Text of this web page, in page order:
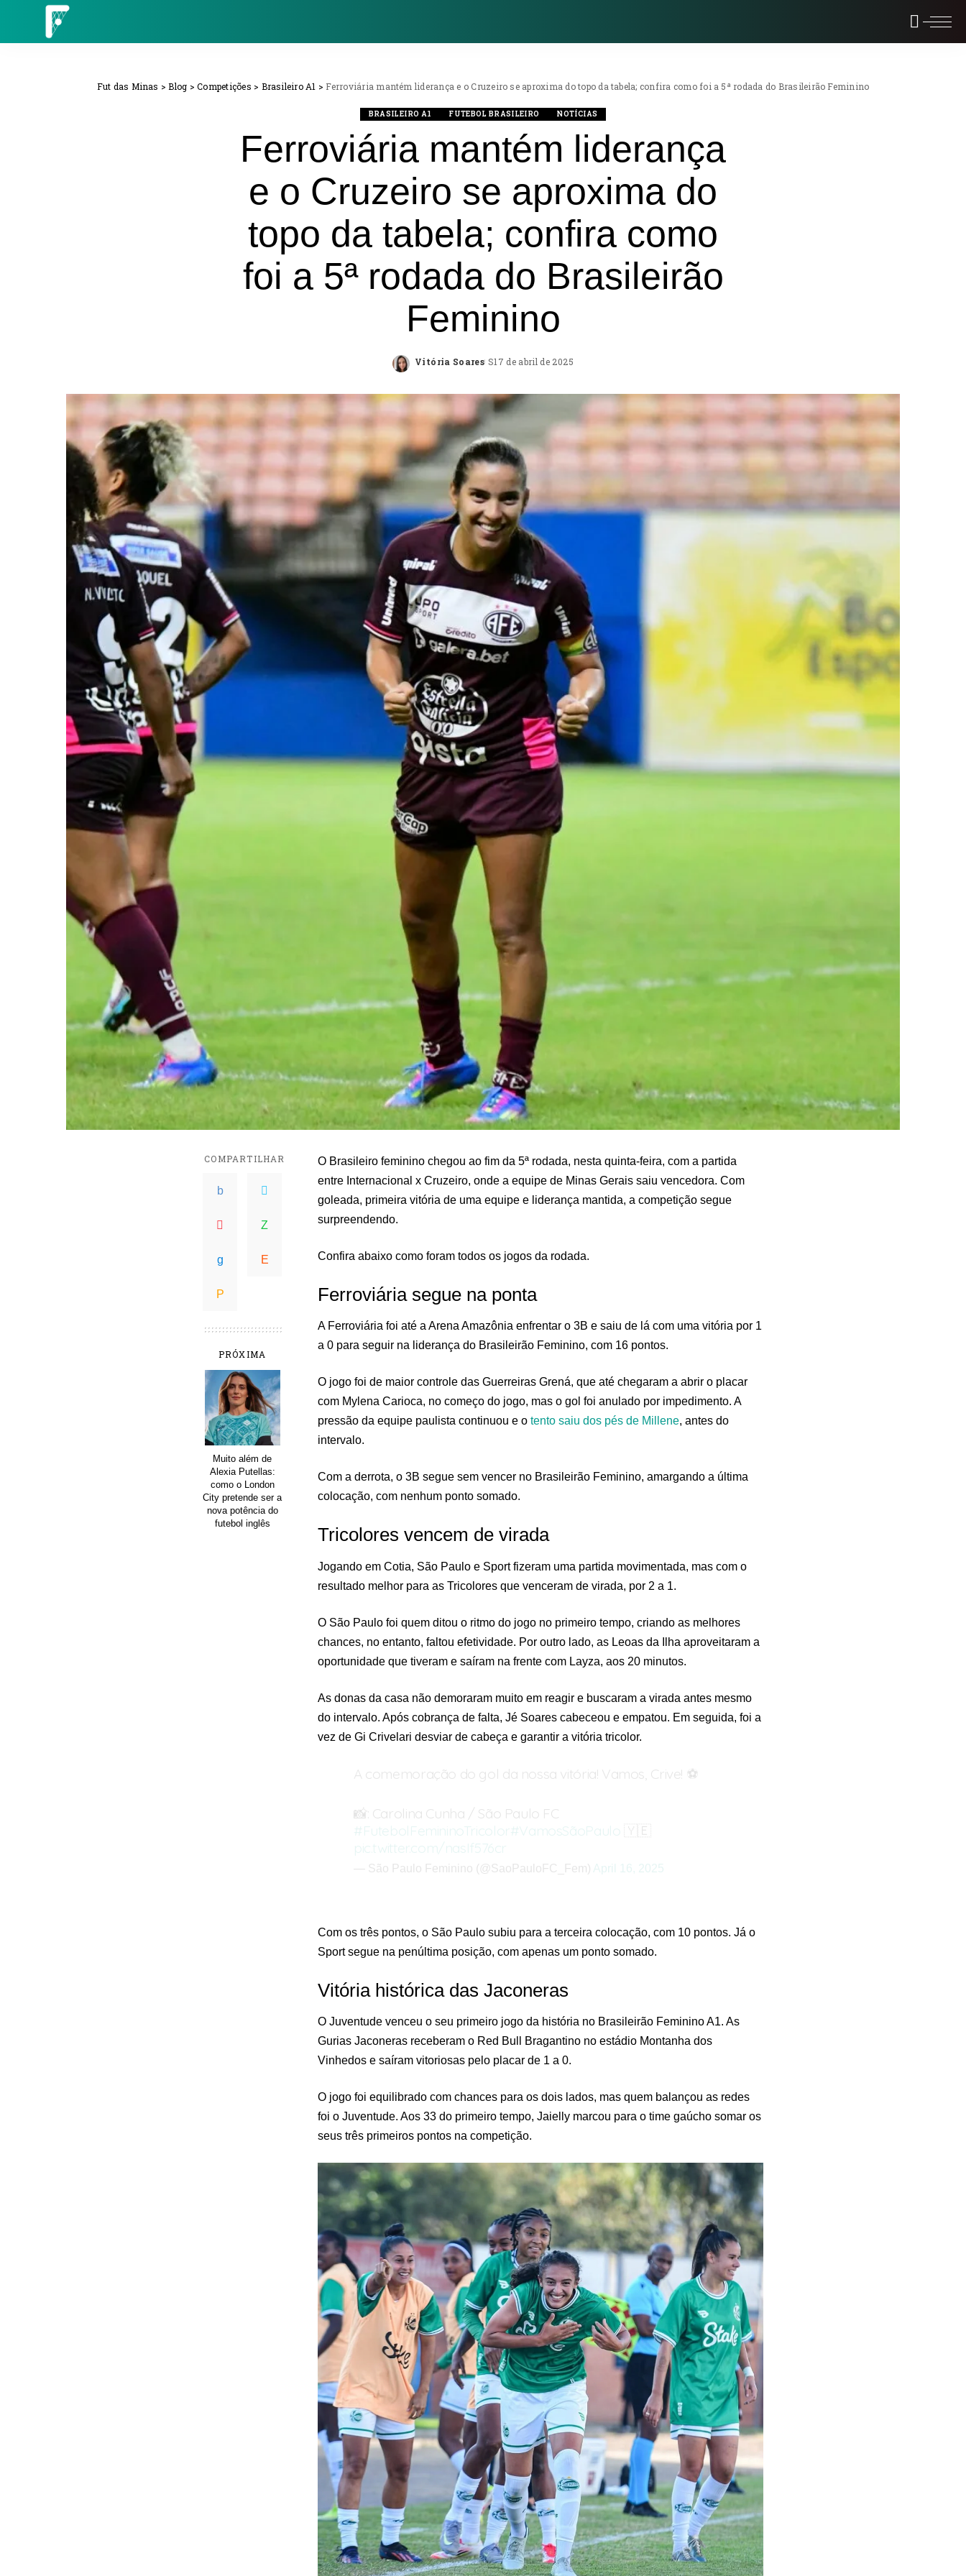
Fut das Minas >Blog >Competições > Brasileiro A1 > Ferroviária mantém liderança e o Cruzeiro se aproxima do topo da tabela; confira como foi a 5ª rodada do Brasileirão Feminino
BRASILEIRO A1 FUTEBOL BRASILEIRO NOTÍCIAS
Ferroviária mantém liderança
e o Cruzeiro se aproxima do
topo da tabela; confira como
foi a 5ª rodada do Brasileirão
Feminino
Posted
Vitória Soares 17 de abril de 2025
COMPARTILHAR
PRÓXIMA
Muito além de
Alexia Putellas:
como o London
City pretende ser a
nova potência do
futebol inglês
O Brasileiro feminino chegou ao fim da 5ª rodada, nesta quinta-feira, com a partida
entre Internacional x Cruzeiro, onde a equipe de Minas Gerais saiu vencedora. Com
goleada, primeira vitória de uma equipe e liderança mantida, a competição segue
surpreendendo.
Confira abaixo como foram todos os jogos da rodada.
Ferroviária segue na ponta
A Ferroviária foi até a Arena Amazônia enfrentar o 3B e saiu de lá com uma vitória por 1
a 0 para seguir na liderança do Brasileirão Feminino, com 16 pontos.
O jogo foi de maior controle das Guerreiras Grená, que até chegaram a abrir o placar
com Mylena Carioca, no começo do jogo, mas o gol foi anulado por impedimento. A
pressão da equipe paulista continuou e o tento saiu dos pés de Millene, antes do
intervalo.
Com a derrota, o 3B segue sem vencer no Brasileirão Feminino, amargando a última
colocação, com nenhum ponto somado.
Tricolores vencem de virada
Jogando em Cotia, São Paulo e Sport fizeram uma partida movimentada, mas com o
resultado melhor para as Tricolores que venceram de virada, por 2 a 1.
O São Paulo foi quem ditou o ritmo do jogo no primeiro tempo, criando as melhores
chances, no entanto, faltou efetividade. Por outro lado, as Leoas da Ilha aproveitaram a
oportunidade que tiveram e saíram na frente com Layza, aos 20 minutos.
As donas da casa não demoraram muito em reagir e buscaram a virada antes mesmo
do intervalo. Após cobrança de falta, Jé Soares cabeceou e empatou. Em seguida, foi a
vez de Gi Crivelari desviar de cabeça e garantir a vitória tricolor.
A comemoração do gol da nossa vitória! Vamos, Crive! ⚽️
📸: Carolina Cunha / São Paulo FC
#FutebolFemininoTricolor#VamosSãoPaulo 🇾🇪
pic.twitter.com/nasIf576cr
— São Paulo Feminino (@SaoPauloFC_Fem) April 16, 2025
Com os três pontos, o São Paulo subiu para a terceira colocação, com 10 pontos. Já o
Sport segue na penúltima posição, com apenas um ponto somado.
Vitória histórica das Jaconeras
O Juventude venceu o seu primeiro jogo da história no Brasileirão Feminino A1. As
Gurias Jaconeras receberam o Red Bull Bragantino no estádio Montanha dos
Vinhedos e saíram vitoriosas pelo placar de 1 a 0.
O jogo foi equilibrado com chances para os dois lados, mas quem balançou as redes
foi o Juventude. Aos 33 do primeiro tempo, Jaielly marcou para o time gaúcho somar os
seus três primeiros pontos na competição.